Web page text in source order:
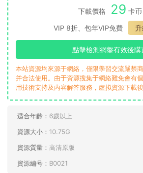
下載價格 29 卡币
VIP 8折、包年VIP免費
點擊檢測網盤有效後購
本站資源均來源于網絡，僅限學習交流嚴禁
并合法使用。由于資源搜集于網絡難免會有
用技術支持及内容解答服務，虛拟資源下載
适合年齡： 6歲以上
資源大小： 10.75G
資源質量： 高清原版
資源編号： B0021